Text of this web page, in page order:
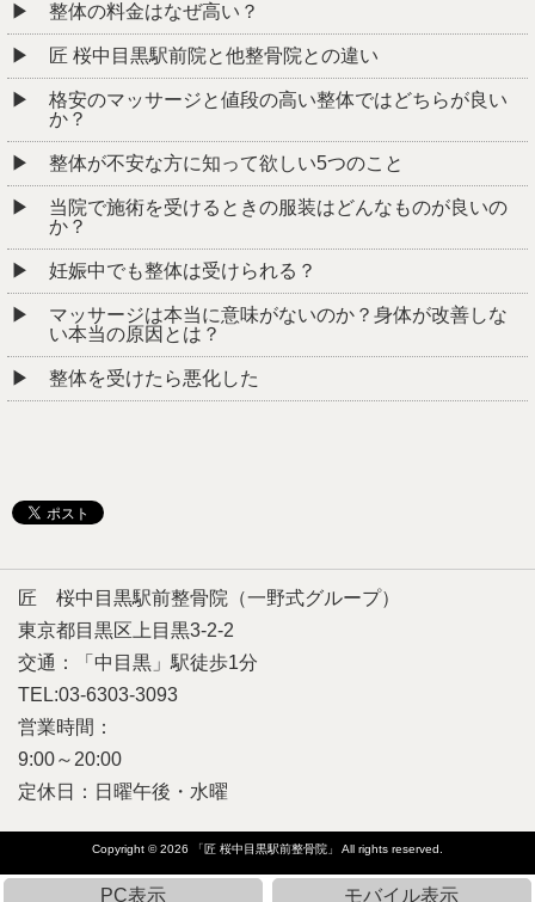
整体の料金はなぜ高い？
匠 桜中目黒駅前院と他整骨院との違い
格安のマッサージと値段の高い整体ではどちらが良い
か？
整体が不安な方に知って欲しい5つのこと
当院で施術を受けるときの服装はどんなものが良いの
か？
妊娠中でも整体は受けられる？
マッサージは本当に意味がないのか？身体が改善しな
い本当の原因とは？
整体を受けたら悪化した
匠 桜中目黒駅前整骨院（一野式グループ）
東京都目黒区上目黒3-2-2
交通：「中目黒」駅徒歩1分
TEL:03-6303-3093
営業時間：
9:00～20:00
定休日：日曜午後・水曜
Copyright © 2026 「匠 桜中目黒駅前整骨院」 All rights reserved.
PC表示 モバイル表示